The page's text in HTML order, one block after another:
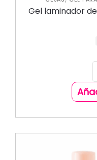
Gel laminador